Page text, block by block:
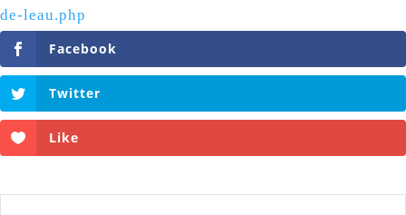
de-leau.php
Facebook
Twitter
Like